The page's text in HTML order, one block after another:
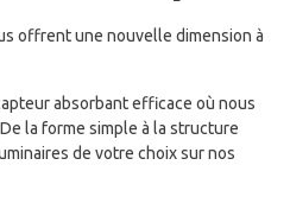
offrent une nouvelle dimension à
absorbant efficace où nous
la forme simple à la structure
de votre choix sur nos